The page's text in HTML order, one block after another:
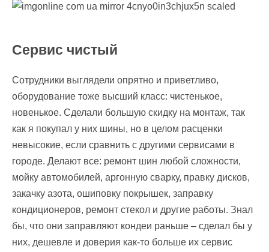
Сервис чистый
Cотрудники выглядели опрятно и приветливо,
оборудование тоже высший класс: чистенькое,
новенькое. Сделали большую скидку на монтаж, так
как я покупал у них шины, но в целом расценки
невысокие, если сравнить с другими сервисами в
городе. Делают все: ремонт шин любой сложности,
мойку автомобилей, аргонную сварку, правку дисков,
закачку азота, ошиповку покрышек, заправку
кондиционеров, ремонт стекол и другие работы. Знал
бы, что они заправляют кондеи раньше – сделал бы у
них, дешевле и доверия как-то больше их сервис